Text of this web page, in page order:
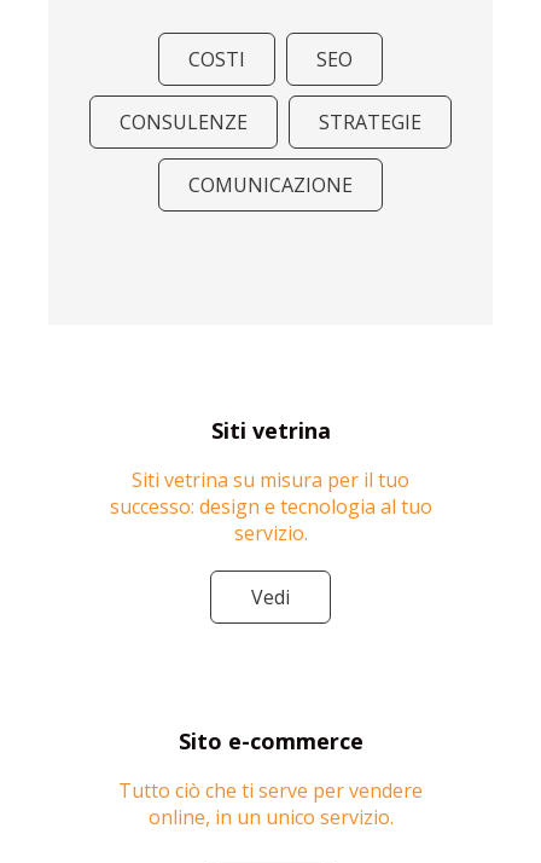
COSTI SEO
CONSULENZE STRATEGIE
COMUNICAZIONE
Siti vetrina
Siti vetrina su misura per il tuo
successo: design e tecnologia al tuo
servizio.
Vedi
Sito e-commerce
Tutto ciò che ti serve per vendere
online, in un unico servizio.